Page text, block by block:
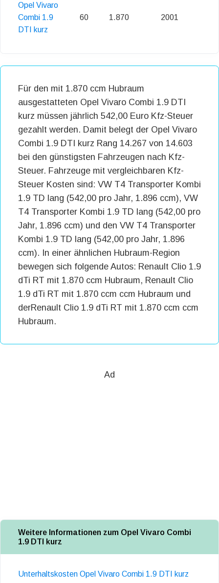
Opel Vivaro
Combi 1.9
DTI kurz
60 1.870 2001
Für den mit 1.870 ccm Hubraum
ausgestatteten Opel Vivaro Combi 1.9 DTI
kurz müssen jährlich 542,00 Euro Kfz-Steuer
gezahlt werden. Damit belegt der Opel Vivaro
Combi 1.9 DTI kurz Rang 14.267 von 14.603
bei den günstigsten Fahrzeugen nach Kfz-
Steuer. Fahrzeuge mit vergleichbaren Kfz-
Steuer Kosten sind: VW T4 Transporter Kombi
1.9 TD lang (542,00 pro Jahr, 1.896 ccm), VW
T4 Transporter Kombi 1.9 TD lang (542,00 pro
Jahr, 1.896 ccm) und den VW T4 Transporter
Kombi 1.9 TD lang (542,00 pro Jahr, 1.896
ccm). In einer ähnlichen Hubraum-Region
bewegen sich folgende Autos: Renault Clio 1.9
dTi RT mit 1.870 ccm Hubraum, Renault Clio
1.9 dTi RT mit 1.870 ccm ccm Hubraum und
derRenault Clio 1.9 dTi RT mit 1.870 ccm ccm
Hubraum.
Ad
Weitere Informationen zum Opel Vivaro Combi
1.9 DTI kurz
Unterhaltskosten Opel Vivaro Combi 1.9 DTI kurz